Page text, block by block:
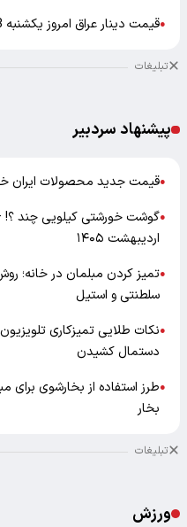
●قیمت دینار عراق امروز یکشنبه 18 مرداد 1405
تبلیغات
پیشنهاد سردبیر
●قیمت جدید محصولات ایران
●
اردیبهشت ۱۴۰۵
●تمیز کردن مبلمان در خانه؛
سلطنتی و استیل
●نکات طلایی تمیزکاری
دستمال کشیدن
●طرز استفاده از بخارشوی برای
بخار
تبلیغات
ورزش